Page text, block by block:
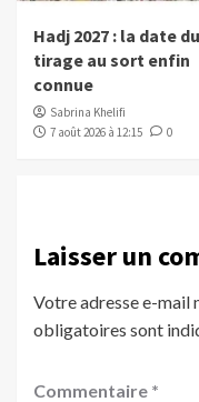
Hadj 2027 : la date du
tirage au sort enfin
connue
Sabrina Khelifi
7 août 2026 à 12:15
0
Laisser un
Votre adresse e-mail
obligatoires sont
Commentaire *